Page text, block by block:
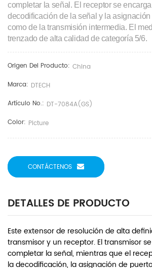
completar la señal. El receptor se
decodificación de la señal y la
como de la transmisión intermedia. El
trenzado de alta calidad de categoría 5/6.
Origen Del Producto: China
Marca: DTECH
Artículo No.: DT-7084A(GS)
Color: Picture
CONTÁCTENOS
DETALLES DE PRODUCTO
Este extensor de resolución de alta
transmisor y un receptor. El transmisor
completar la señal, mientras que el
la decodificación, la asignación de